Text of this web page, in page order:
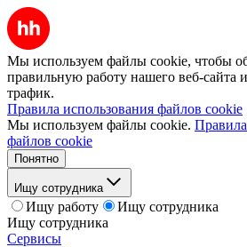
Мы используем файлы cookie, чтобы
правильную работу нашего веб-сайта
трафик.
Правила использования файлов cookie
Мы используем файлы cookie.
файлов cookie
Понятно
Ищу сотрудника
Ищу работу
Ищу сотрудника
Ищу сотрудника
Сервисы